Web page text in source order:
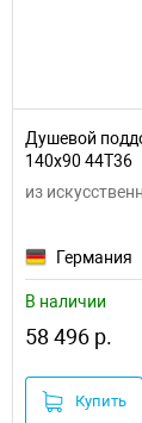
Душевой
140x90 44T36
из
Германия
В наличии
58 496 р.
Купить